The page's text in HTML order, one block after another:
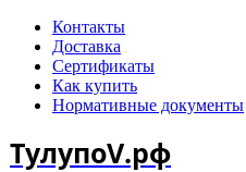
Контакты
Доставка
Сертификаты
Как купить
Нормативные документы
ТулупоV.рф